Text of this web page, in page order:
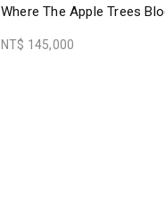
Where The Apple Trees
NT$ 145,000